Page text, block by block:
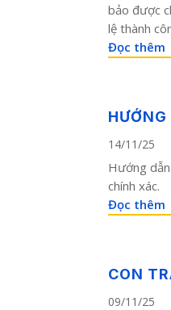
bảo được
lệ thành
Đọc thêm
14/11/25
Hướng
chính xác.
Đọc thêm
CON
09/11/25